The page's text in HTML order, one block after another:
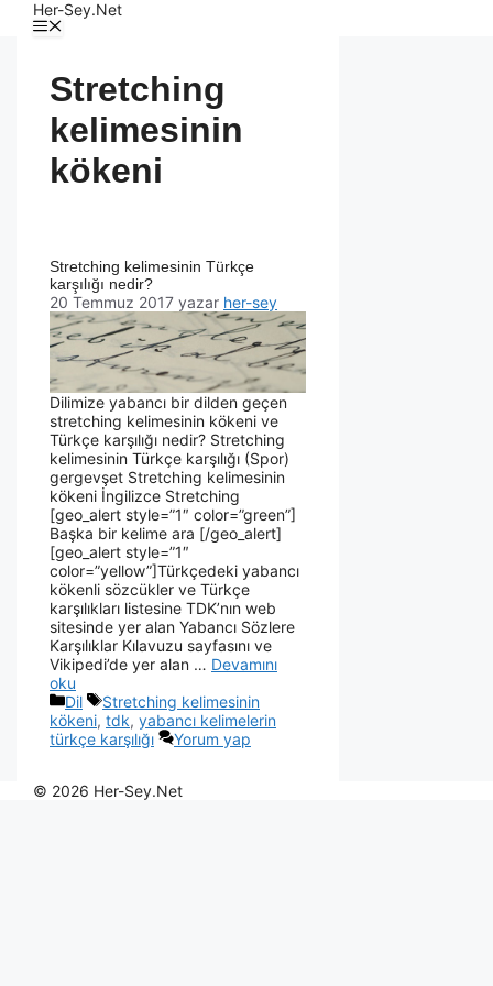
Her-Sey.Net
Stretching
kelimesinin
kökeni
Stretching kelimesinin Türkçe
karşılığı nedir?
20 Temmuz 2017 yazar her-sey
Dilimize yabancı bir dilden geçen
stretching kelimesinin kökeni ve
Türkçe karşılığı nedir? Stretching
kelimesinin Türkçe karşılığı (Spor)
gergevşet Stretching kelimesinin
kökeni İngilizce Stretching
[geo_alert style=”1″ color=”green”]
Başka bir kelime ara [/geo_alert]
[geo_alert style=”1″
color=”yellow”]Türkçedeki yabancı
kökenli sözcükler ve Türkçe
karşılıkları listesine TDK’nın web
sitesinde yer alan Yabancı Sözlere
Karşılıklar Kılavuzu sayfasını ve
Vikipedi’de yer alan … Devamını
oku
Dil
Stretching kelimesinin
kökeni, tdk, yabancı kelimelerin
türkçe karşılığı
Yorum yap
© 2026 Her-Sey.Net